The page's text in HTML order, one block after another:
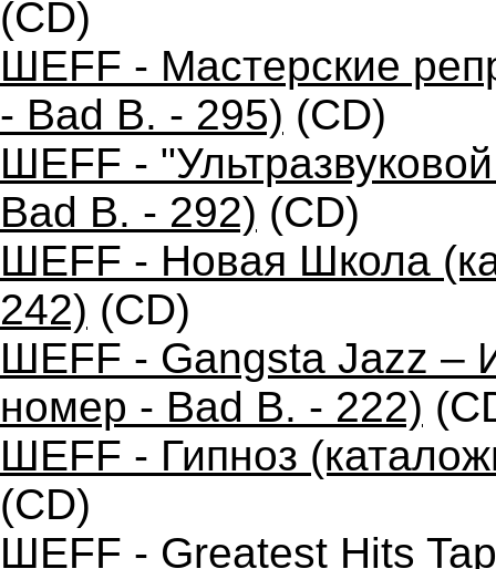
(CD)
ШЕFF - Мастерские
- Bad B. - 295) (CD)
ШЕFF -
Bad B. - 292) (CD)
ШЕFF - Новая Школа
242) (CD)
ШЕFF - Gangsta Jazz –
номер - Bad B. - 222)
ШЕFF - Гипноз
(CD)
ШЕFF - Greatest Hits